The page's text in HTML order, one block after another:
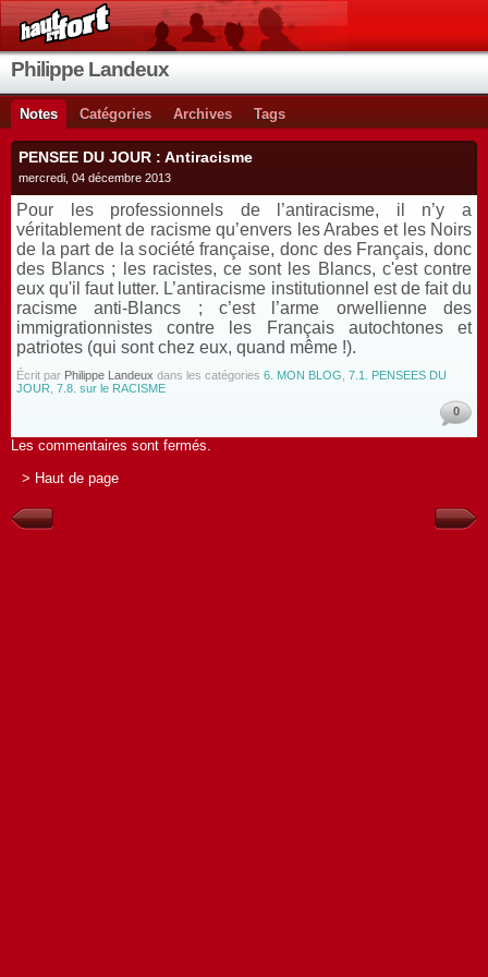
Philippe Landeux
Notes Catégories Archives Tags
PENSEE DU JOUR : Antiracisme
mercredi, 04 décembre 2013
Pour les professionnels de l’antiracisme, il n’y a
véritablement de racisme qu’envers les Arabes et les Noirs
de la part de la société française, donc des Français, donc
des Blancs ; les racistes, ce sont les Blancs, c'est contre
eux qu'il faut lutter. L’antiracisme institutionnel est de fait du
racisme anti-Blancs ; c’est l’arme orwellienne des
immigrationnistes contre les Français autochtones et
patriotes (qui sont chez eux, quand même !).
Écrit par Philippe Landeux dans les catégories 6. MON BLOG 7.1. PENSEES DU
JOUR 7.8. sur le RACISME
0
Les commentaires sont fermés.
> Haut de page